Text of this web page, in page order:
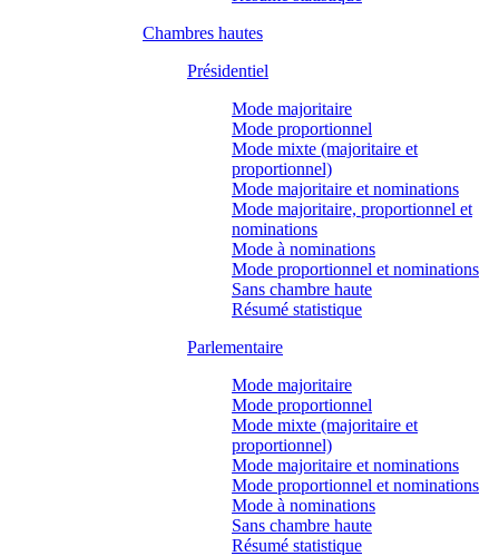
Chambres hautes
Présidentiel
Mode majoritaire
Mode proportionnel
Mode mixte (majoritaire et
proportionnel)
Mode majoritaire et nominations
Mode majoritaire, proportionnel et
nominations
Mode à nominations
Mode proportionnel et nominations
Sans chambre haute
Résumé statistique
Parlementaire
Mode majoritaire
Mode proportionnel
Mode mixte (majoritaire et
proportionnel)
Mode majoritaire et nominations
Mode proportionnel et nominations
Mode à nominations
Sans chambre haute
Résumé statistique